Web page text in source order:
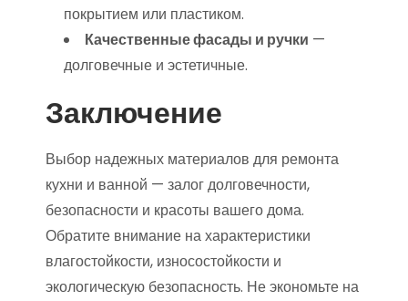
покрытием или пластиком.
Качественные фасады и ручки —
долговечные и эстетичные.
Заключение
Выбор надежных материалов для ремонта
кухни и ванной — залог долговечности,
безопасности и красоты вашего дома.
Обратите внимание на характеристики
влагостойкости, износостойкости и
экологическую безопасность. Не экономьте на